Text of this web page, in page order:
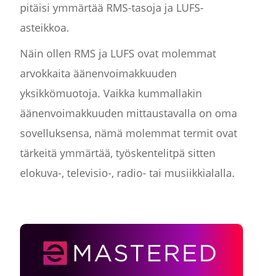
pitäisi ymmärtää RMS-tasoja ja LUFS-
asteikkoa.
Näin ollen RMS ja LUFS ovat molemmat
arvokkaita äänenvoimakkuuden
yksikkömuotoja. Vaikka kummallakin
äänenvoimakkuuden mittaustavalla on oma
sovelluksensa, nämä molemmat termit ovat
tärkeitä ymmärtää, työskentelitpä sitten
elokuva-, televisio-, radio- tai musiikkialalla.